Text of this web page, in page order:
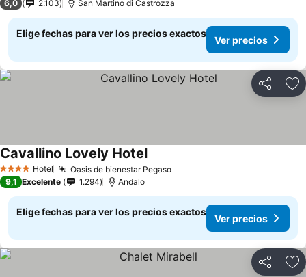
6,0 2.103 San Martino di Castrozza
Elige fechas para ver los precios exactos
Ver precios
Compartir
4 EstrellasHotel Oasis de bienestar Pegaso
Cavallino Lovely Hotel
9,1 Excelente 1.294 Andalo
Elige fechas para ver los precios exactos
Ver precios
Compartir